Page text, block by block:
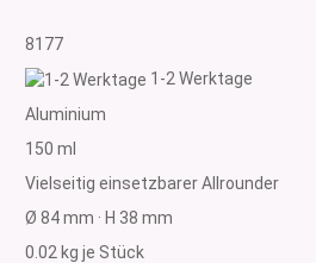
8177
1-2 Werktage
Aluminium
150 ml
Vielseitig einsetzbarer Allrounder
Ø 84 mm · H 38 mm
0.02 kg je Stück